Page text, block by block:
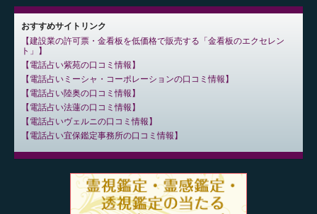
おすすめサイトリンク
建設業の許可票・金看板を低価格で販売する「金看板のエクセレン
ト」
電話占い紫苑の口コミ情報
電話占いミーシャ・コーポレーションの口コミ情報
電話占い陸奥の口コミ情報
電話占い法蓮の口コミ情報
電話占いヴェルニの口コミ情報
電話占い宜保鑑定事務所の口コミ情報